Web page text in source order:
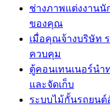
ช่างภาพแต่งงานนั
ของคุณ
เมื่อคุณจ้างบริษัท
ควบคุม
ตู้คอนเทนเนอร์นำ
และจัดเก็บ
ระบบไม้กั้นรถยน